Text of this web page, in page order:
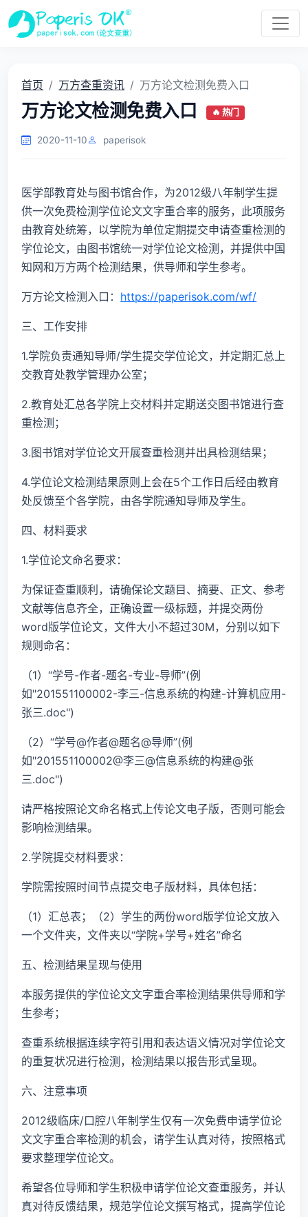
首页 万方查重资讯 万方论文检测免费入口
万方论文检测免费入口 🔥 热门
2020-11-10 paperisok
医学部教育处与图书馆合作，为2012级八年制学生提
供一次免费检测学位论文文字重合率的服务，此项服务
由教育处统筹，以学院为单位定期提交申请查重检测的
学位论文，由图书馆统一对学位论文检测，并提供中国
知网和万方两个检测结果，供导师和学生参考。
万方论文检测入口： https://paperisok.com/wf/
三、工作安排
1.学院负责通知导师/学生提交学位论文，并定期汇总上
交教育处教学管理办公室；
2.教育处汇总各学院上交材料并定期送交图书馆进行查
重检测；
3.图书馆对学位论文开展查重检测并出具检测结果；
4.学位论文检测结果原则上会在5个工作日后经由教育
处反馈至个各学院，由各学院通知导师及学生。
四、材料要求
1.学位论文命名要求：
为保证查重顺利，请确保论文题目、摘要、正文、参考
文献等信息齐全，正确设置一级标题，并提交两份
word版学位论文，文件大小不超过30M，分别以如下
规则命名：
（1）“学号-作者-题名-专业-导师”(例
如"201551100002-李三-信息系统的构建-计算机应用-
张三.doc")
（2）“学号@作者@题名@导师”(例
如"201551100002@李三@信息系统的构建@张
三.doc")
请严格按照论文命名格式上传论文电子版，否则可能会
影响检测结果。
2.学院提交材料要求：
学院需按照时间节点提交电子版材料，具体包括：
（1）汇总表；（2）学生的两份word版学位论文放入
一个文件夹，文件夹以“学院+学号+姓名”命名
五、检测结果呈现与使用
本服务提供的学位论文文字重合率检测结果供导师和学
生参考；
查重系统根据连续字符引用和表达语义情况对学位论文
的重复状况进行检测，检测结果以报告形式呈现。
六、注意事项
2012级临床/口腔八年制学生仅有一次免费申请学位论
文文字重合率检测的机会，请学生认真对待，按照格式
要求整理学位论文。
希望各位导师和学生积极申请学位论文查重服务，并认
真对待反馈结果，规范学位论文撰写格式，提高学位论